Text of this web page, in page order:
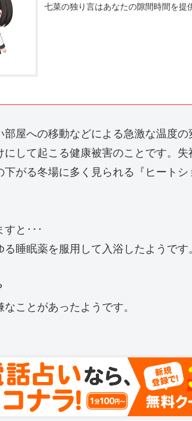
七菜の独り言はあなたの隙間時間を提
部屋への移動などによる急激な温度
にして起こる健康被害のことです。
下がる冬場に多く見られる『ヒート
と･･･
睡眠薬を服用して入浴したようです
ことがあったようです。